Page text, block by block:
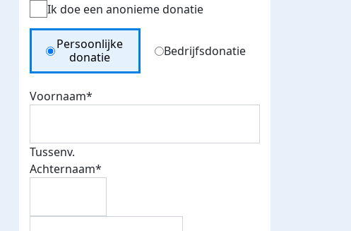
Ik doe een anonieme donatie
Donation Type
Persoonlijke
donatie
Bedrijfsdonatie
Voornaam*
Tussenv.
Achternaam*